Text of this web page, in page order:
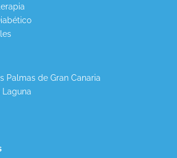
Palmas de Gran Canaria
Laguna